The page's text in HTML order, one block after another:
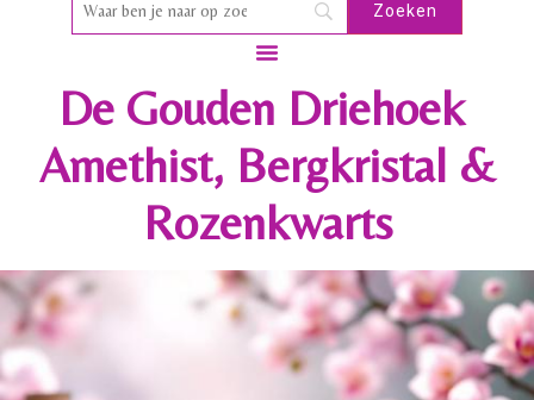
De Gouden Driehoek
Amethist, Bergkristal &
Rozenkwarts